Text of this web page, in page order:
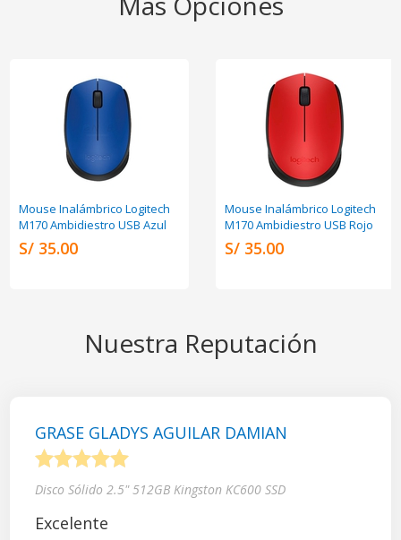
Mouse Inalámbrico Logitech
M170 Ambidiestro USB Azul
S/ 35.00
Mouse Inalámbrico Logitech
M170 Ambidiestro USB Rojo
S/ 35.00
Nuestra Reputación
GRASE GLADYS AGUILAR DAMIAN
Disco Sólido 2.5" 512GB Kingston KC600 SSD
Excelente